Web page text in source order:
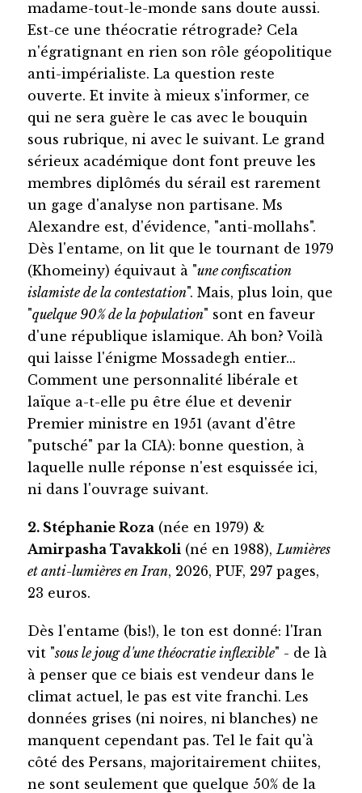
madame-tout-le-monde sans doute aussi.
Est-ce une théocratie rétrograde? Cela
n'égratignant en rien son rôle géopolitique
anti-impérialiste. La question reste
ouverte. Et invite à mieux s'informer, ce
qui ne sera guère le cas avec le bouquin
sous rubrique, ni avec le suivant. Le grand
sérieux académique dont font preuve les
membres diplômés du sérail est rarement
un gage d'analyse non partisane. Ms
Alexandre est, d'évidence, "anti-mollahs".
Dès l'entame, on lit que le tournant de 1979
(Khomeiny) équivaut à "une confiscation
islamiste de la contestation". Mais, plus loin, que
"quelque 90% de la population" sont en faveur
d'une république islamique. Ah bon? Voilà
qui laisse l'énigme Mossadegh entier...
Comment une personnalité libérale et
laïque a-t-elle pu être élue et devenir
Premier ministre en 1951 (avant d'être
"putsché" par la CIA): bonne question, à
laquelle nulle réponse n'est esquissée ici,
ni dans l'ouvrage suivant.
2. Stéphanie Roza (née en 1979) &
Amirpasha Tavakkoli (né en 1988), Lumières
et anti-lumières en Iran, 2026, PUF, 297 pages,
23 euros.
Dès l'entame (bis!), le ton est donné: l'Iran
vit "sous le joug d'une théocratie inflexible" - de là
à penser que ce biais est vendeur dans le
climat actuel, le pas est vite franchi. Les
données grises (ni noires, ni blanches) ne
manquent cependant pas. Tel le fait qu'à
côté des Persans, majoritairement chiites,
ne sont seulement que quelque 50% de la